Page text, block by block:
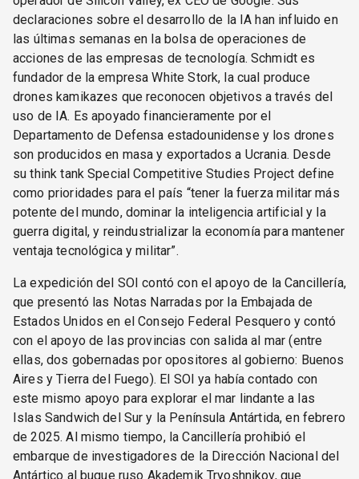
declaraciones sobre el desarrollo de la IA han influido en
las últimas semanas en la bolsa de operaciones de
acciones de las empresas de tecnología. Schmidt es
fundador de la empresa White Stork, la cual produce
drones kamikazes que reconocen objetivos a través del
uso de IA. Es apoyado financieramente por el
Departamento de Defensa estadounidense y los drones
son producidos en masa y exportados a Ucrania. Desde
su think tank Special Competitive Studies Project define
como prioridades para el país “tener la fuerza militar más
potente del mundo, dominar la inteligencia artificial y la
guerra digital, y reindustrializar la economía para mantener
ventaja tecnológica y militar”.
La expedición del SOI contó con el apoyo de la Cancillería,
que presentó las Notas Narradas por la Embajada de
Estados Unidos en el Consejo Federal Pesquero y contó
con el apoyo de las provincias con salida al mar (entre
ellas, dos gobernadas por opositores al gobierno: Buenos
Aires y Tierra del Fuego). El SOI ya había contado con
este mismo apoyo para explorar el mar lindante a las
Islas Sandwich del Sur y la Península Antártida, en febrero
de 2025. Al mismo tiempo, la Cancillería prohibió el
embarque de investigadores de la Dirección Nacional del
Antártico al buque ruso Akademik Tryoshnikov, que